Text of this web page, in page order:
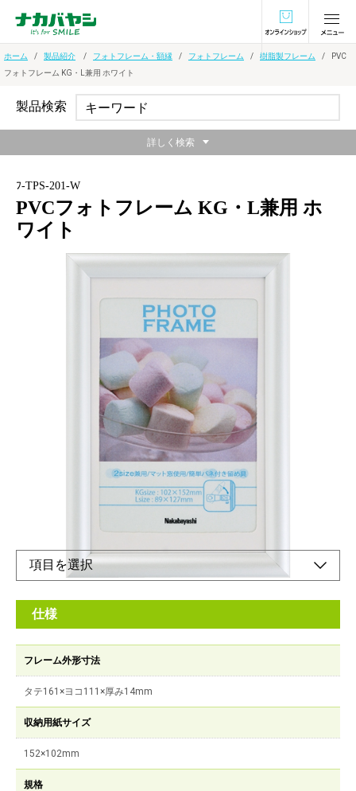
オンラインショ
ホーム 製品紹介 フォトフレーム・額縁 フォトフレーム 樹脂製フレーム
PVC
フォトフレーム KG・L兼用 ホワイト
ﾌ-TPS-201-W
PVCフォトフレーム KG・L兼用 ホ
ワイト
パステルカラーな樹脂製フォトフレーム
メーカー希望小売価格：
マット台紙使用で2種類のサイズに対応できます。
オンラインショップ
仕様
フレーム外形寸法
タテ161×ヨコ111×厚み14mm
収納用紙サイズ
152×102mm
規格
製品検索
詳しく検索